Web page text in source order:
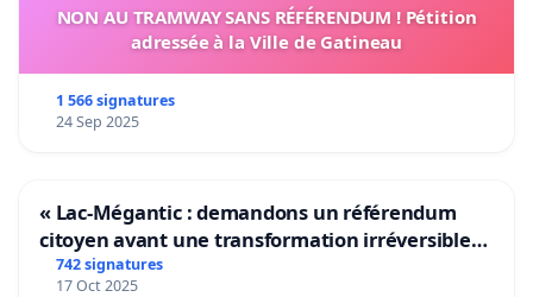
NON AU TRAMWAY SANS RÉFÉRENDUM ! Pétition
adressée à la Ville de Gatineau
1 566 signatures
24 Sep 2025
« Lac-Mégantic : demandons un référendum
citoyen avant une transformation irréversible
de notre territoire »
742 signatures
17 Oct 2025